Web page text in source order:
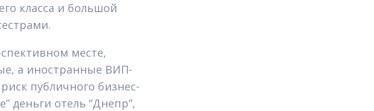
класса и большой
месте,
а иностранные ВИП-
публичного бизнес-
деньги отель “Днепр”,